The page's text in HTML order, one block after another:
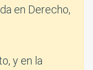
en Derecho,
y en la